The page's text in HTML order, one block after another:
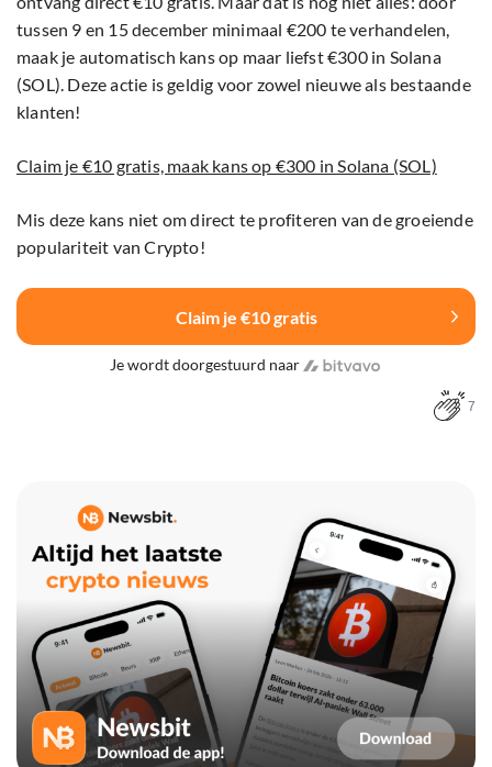
tussen 9 en 15 december minimaal €200 te verhandelen,
maak je automatisch kans op maar liefst €300 in Solana
(SOL). Deze actie is geldig voor zowel nieuwe als bestaande
klanten!
Claim je €10 gratis, maak kans op €300 in Solana (SOL)
Mis deze kans niet om direct te profiteren van de groeiende
populariteit van Crypto!
Claim je €10 gratis
Je wordt doorgestuurd naar
7